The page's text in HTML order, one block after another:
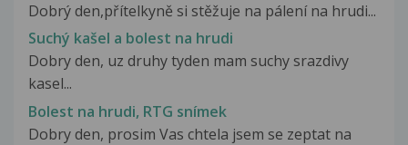
Dobrý den,přítelkyně si stěžuje na pálení na hrudi...
Suchý kašel a bolest na hrudi
Dobry den, uz druhy tyden mam suchy srazdivy
kasel...
Bolest na hrudi, RTG snímek
Dobry den, prosim Vas chtela jsem se zeptat na